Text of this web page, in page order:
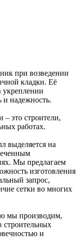
при возведении
кладки. Её
укреплении
и надежность.
– это строители,
работах.
выделяется на
Мы предлагаем
изготовления
запрос,
сетки во многих
мы производим,
строительных
и